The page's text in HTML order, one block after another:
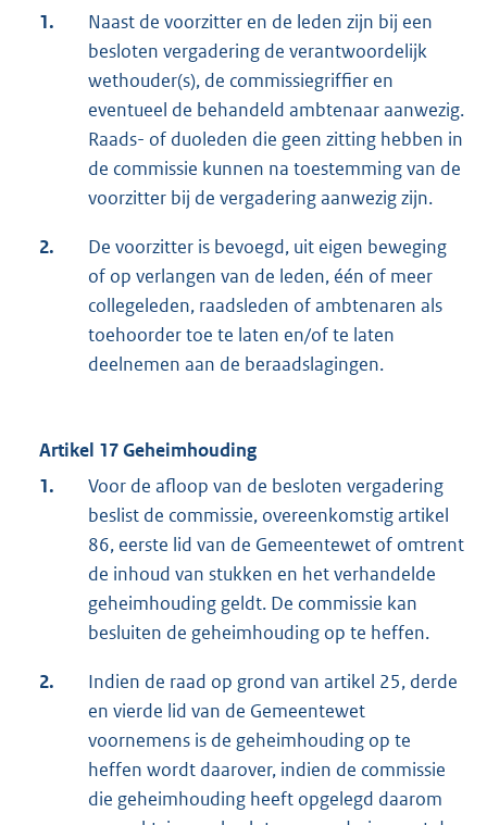
1.
Naast de voorzitter en de leden zijn bij een
besloten vergadering de verantwoordelijk
wethouder(s), de commissiegriffier en
eventueel de behandeld ambtenaar aanwezig.
Raads- of duoleden die geen zitting hebben in
de commissie kunnen na toestemming van de
voorzitter bij de vergadering aanwezig zijn.
2.
De voorzitter is bevoegd, uit eigen beweging
of op verlangen van de leden, één of meer
collegeleden, raadsleden of ambtenaren als
toehoorder toe te laten en/of te laten
deelnemen aan de beraadslagingen.
Artikel 17 Geheimhouding
1.
Voor de afloop van de besloten vergadering
beslist de commissie, overeenkomstig artikel
86, eerste lid van de Gemeentewet of omtrent
de inhoud van stukken en het verhandelde
geheimhouding geldt. De commissie kan
besluiten de geheimhouding op te heffen.
2.
Indien de raad op grond van artikel 25, derde
en vierde lid van de Gemeentewet
voornemens is de geheimhouding op te
heffen wordt daarover, indien de commissie
die geheimhouding heeft opgelegd daarom